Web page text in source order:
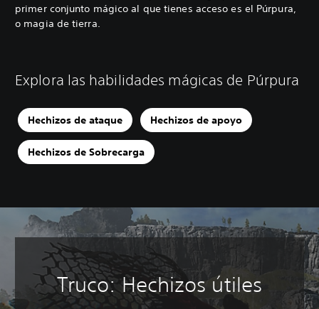
primer conjunto mágico al que tienes acceso es el Púrpura,
o magia de tierra.
Explora las habilidades mágicas de Púrpura
Hechizos de ataque Hechizos de apoyo
Hechizos de Sobrecarga
Truco: Hechizos útiles